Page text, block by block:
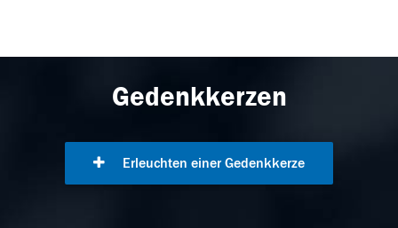
Gedenkkerzen
Erleuchten einer Gedenkkerze